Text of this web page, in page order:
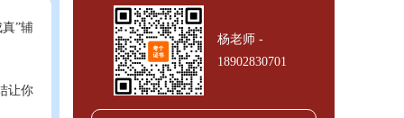
”辅
让你
杨老师 -
18902830701